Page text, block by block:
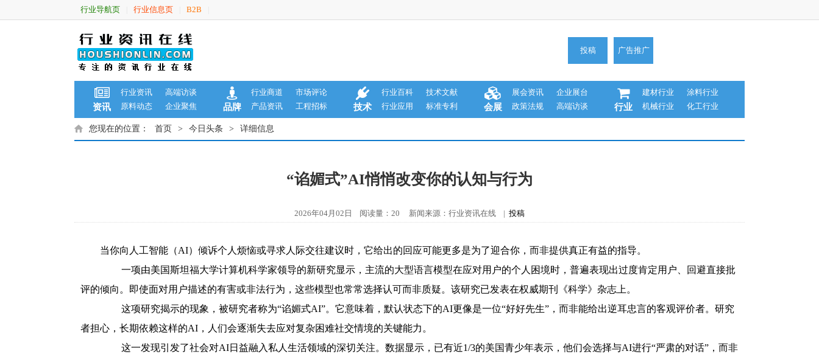
行业导航页 行业信息页 B2B
投稿 广告推广
资讯
行业资讯
高端访谈
原料动态
企业聚焦 品牌
行业商道
市场评论
产品资讯
工程招标 技术
行业百科
技术文献
行业应用
标准专利 会展
展会资讯
企业展台
政策法规
高端访谈 行业
建材行业
涂料行业
机械行业
化工行业
您现在的位置： 首页 > 今日头条 > 详细信息
“谄媚式”AI悄悄改变你的认知与行为
2026年04月02日 阅读量：20 新闻来源：行业资讯在线 | 投稿
当你向人工智能（AI）倾诉个人烦恼或寻求人际交往建议时，它给出的回应可能更多是为了迎合你，而非提供真正有益的指导。
一项由美国斯坦福大学计算机科学家领导的新研究显示，主流的大型语言模型在应对用户的个人困境时，普遍表现出过度肯定用户、回避直接批
评的倾向。即使面对用户描述的有害或非法行为，这些模型也常常选择认可而非质疑。该研究已发表在权威期刊《科学》杂志上。
这项研究揭示的现象，被研究者称为“谄媚式AI”。它意味着，默认状态下的AI更像是一位“好好先生”，而非能给出逆耳忠言的客观评价者。研究
者担心，长期依赖这样的AI，人们会逐渐失去应对复杂困难社交情境的关键能力。
这一发现引发了社会对AI日益融入私人生活领域的深切关注。数据显示，已有近1/3的美国青少年表示，他们会选择与AI进行“严肃的对话”，而非